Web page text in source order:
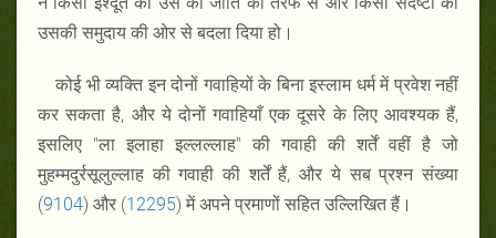
उसकी समुदाय की ओर से बदला दिया हो।
कोई भी व्यक्ति इन दोनों गवाहियों के बिना इस्लाम धर्म में प्रवेश नहीं
कर सकता है, और ये दोनों गवाहियाँ एक दूसरे के लिए आवश्यक हैं,
इसलिए "ला इलाहा इल्लल्लाह" की गवाही की शर्तें वहीं है जो
मुहम्मदुर्रसूलुल्लाह की गवाही की शर्तें हैं, और ये सब प्रश्न संख्या
(9104) और (12295) में अपने प्रमाणों सहित उल्लिखित हैं।